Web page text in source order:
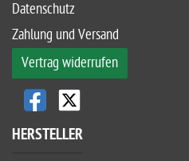
Datenschutz
Zahlung und Versand
Vertrag widerrufen
HERSTELLER